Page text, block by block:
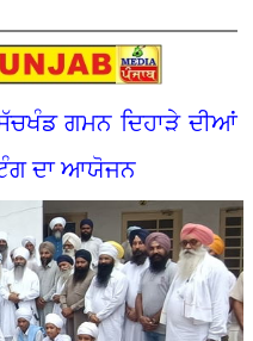
ਗਮਨ ਦਿਹਾੜੇ ਦੀਆਂ
ਦਾ ਆਯੋਜਨ